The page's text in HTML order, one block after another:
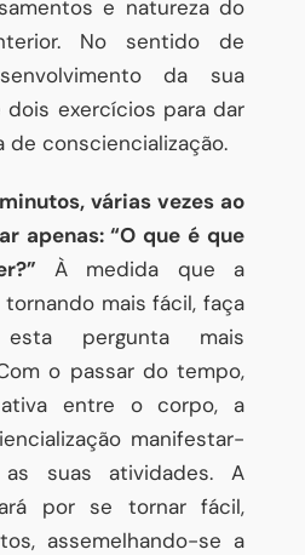
e natureza do
No sentido de
da sua
exercícios para dar
de consciencialização.
várias vezes ao
apenas: “O que é que
À medida que a
mais fácil, faça
pergunta mais
o passar do tempo,
entre o corpo, a
manifestar-
suas atividades. A
por se tornar fácil,
assemelhando-se a